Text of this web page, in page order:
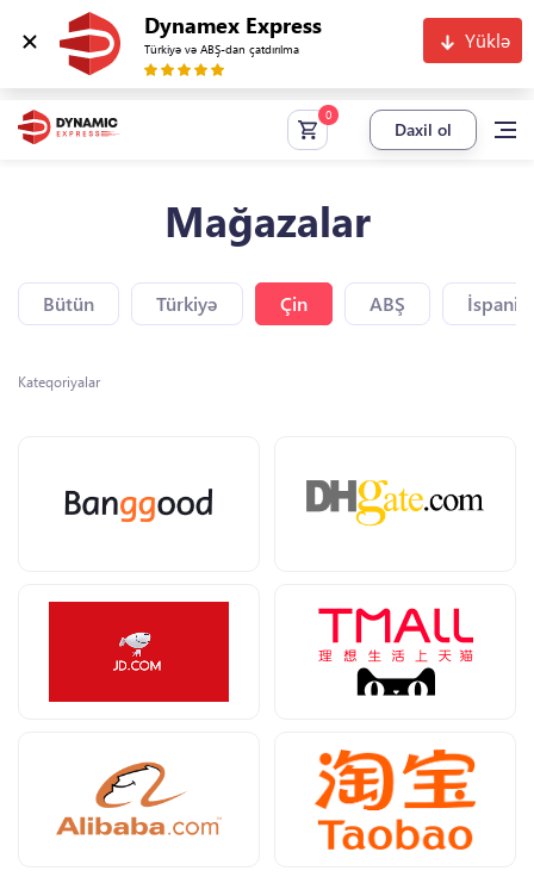
Dynamex Express
Türkiyə və ABŞ-dan çatdırılma Yüklə
Daxil ol
Mağazalar
Bütün Türkiyə Çin ABŞ
Kateqoriyalar